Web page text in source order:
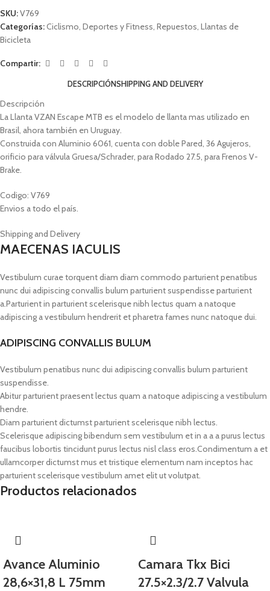
SKU:V769
Categorías:Ciclismo Deportes y Fitness Repuestos Llantas de
Bicicleta
Compartir:
DESCRIPCIÓNSHIPPING AND DELIVERY
Descripción
La Llanta VZAN Escape MTB es el modelo de llanta mas utilizado en
Brasil, ahora también en Uruguay.
Construida con Aluminio 6061, cuenta con doble Pared, 36 Agujeros,
orificio para válvula Gruesa/Schrader, para Rodado 27.5, para Frenos V-
Brake.
Codigo: V769
Envios a todo el país.
Shipping and Delivery
MAECENAS IACULIS
Vestibulum curae torquent diam diam commodo parturient penatibus
nunc dui adipiscing convallis bulum parturient suspendisse parturient
a.Parturient in parturient scelerisque nibh lectus quam a natoque
adipiscing a vestibulum hendrerit et pharetra fames nunc natoque dui.
ADIPISCING CONVALLIS BULUM
Vestibulum penatibus nunc dui adipiscing convallis bulum parturient
suspendisse.
Abitur parturient praesent lectus quam a natoque adipiscing a vestibulum
hendre.
Diam parturient dictumst parturient scelerisque nibh lectus.
Scelerisque adipiscing bibendum sem vestibulum et in a a a purus lectus
faucibus lobortis tincidunt purus lectus nisl class eros.Condimentum a et
ullamcorper dictumst mus et tristique elementum nam inceptos hac
parturient scelerisque vestibulum amet elit ut volutpat.
Productos relacionados
Avance Aluminio
28,6×31,8 L 75mm
Camara Tkx Bici
27.5×2.3/2.7 Valvula